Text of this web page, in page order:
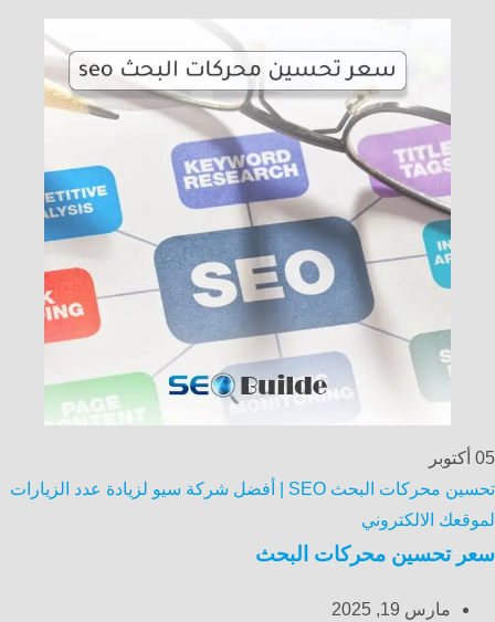
05 أكتوبر
تحسين محركات البحث SEO | أفضل شركة سيو لزيادة عدد الزيارات
لموقعك الالكتروني
سعر تحسين محركات البحث
مارس 19, 2025